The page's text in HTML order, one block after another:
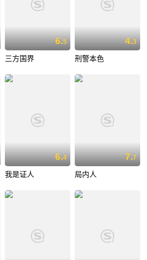
6.5
三方国界
4.3
刑警本色
6.4
我是证人
7.7
局内人